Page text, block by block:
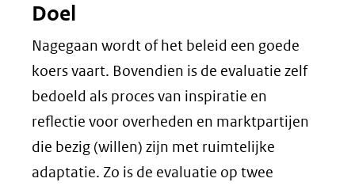
Doel
Nagegaan wordt of het beleid een goede
koers vaart. Bovendien is de evaluatie zelf
bedoeld als proces van inspiratie en
reflectie voor overheden en marktpartijen
die bezig (willen) zijn met ruimtelijke
adaptatie. Zo is de evaluatie op twee